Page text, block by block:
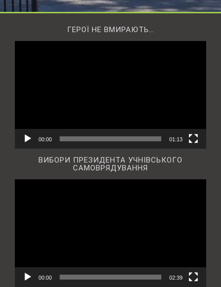
ГЕРОЇ НЕ ВМИРАЮТЬ…
00:00 01:13
ВИБОРИ ПРЕЗИДЕНТА УЧНІВСЬКОГО
САМОВРЯДУВАННЯ
00:00 02:39